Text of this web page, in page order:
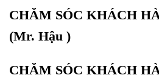
CHĂM SÓC KHÁCH
(Mr. Hậu )
CHĂM SÓC KHÁCH